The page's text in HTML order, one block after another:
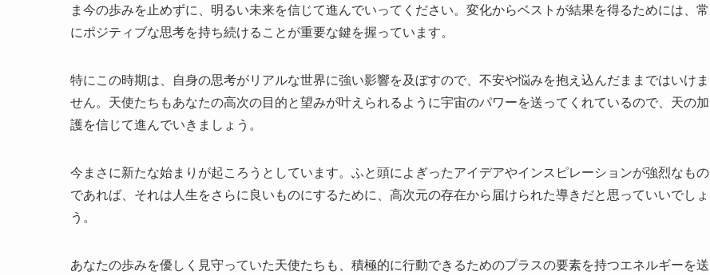
ま今の歩みを止めずに、明るい未来を信じて進んでいってください。変化からベストが結果を得るためには、常
にポジティブな思考を持ち続けることが重要な鍵を握っています。
特にこの時期は、自身の思考がリアルな世界に強い影響を及ぼすので、不安や悩みを抱え込んだままではいけま
せん。天使たちもあなたの高次の目的と望みが叶えられるように宇宙のパワーを送ってくれているので、天の加
護を信じて進んでいきましょう。
今まさに新たな始まりが起ころうとしています。ふと頭によぎったアイデアやインスピレーションが強烈なもの
であれば、それは人生をさらに良いものにするために、高次元の存在から届けられた導きだと思っていいでしょ
う。
あなたの歩みを優しく見守っていた天使たちも、積極的に行動できるためのプラスの要素を持つエネルギーを送